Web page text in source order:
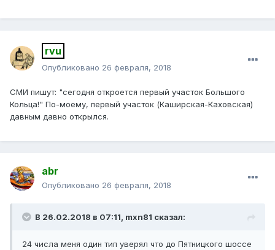
rvu
Опубликовано 26 февраля, 2018
СМИ пишут: "сегодня откроется первый участок Большого
Кольца!" По-моему, первый участок (Каширская-Каховская)
давным давно открылся.
abr
Опубликовано 26 февраля, 2018
В 26.02.2018 в 07:11, mxn81 сказал:
24 числа меня один тип уверял что до Пятницкого шоссе